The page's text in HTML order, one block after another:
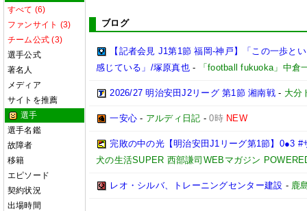
すべて (6)
ファンサイト (3)
チーム公式 (3)
選手公式
著名人
メディア
サイトを推薦
選手
選手名鑑
故障者
移籍
エピソード
契約状況
出場時間
ブログ
【記者会見 J1第1節 福岡-神戸】「この一歩と
感じている」/塚原真也- 「football fukuoka」中倉
2026/27 明治安田J2リーグ 第1節 湘南戦- 大分
一安心 - アルディ日記 -0時 NEW
完敗の中の光【明治安田J1リーグ第1節】0●3
犬の生活SUPER 西部謙司WEBマガジン
レオ・シルバ、トレーニングセンター建設 - 鹿